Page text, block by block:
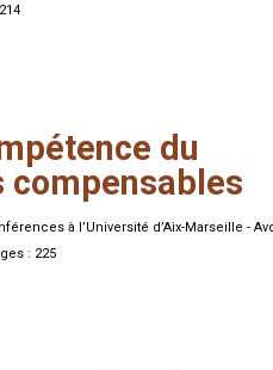
du
compensables
à l’Université d’Aix-Marseille -
: 225